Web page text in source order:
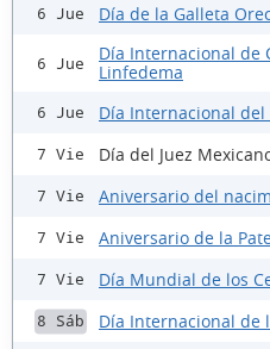
6 Jue Día de la Galleta
6 Jue
Día Internacional de
Linfedema
6 Jue Día Internacional del
7 Vie Día del Juez
7 Vie Aniversario del
7 Vie Aniversario de la
7 Vie Día Mundial de los
8 Sáb Día Internacional de